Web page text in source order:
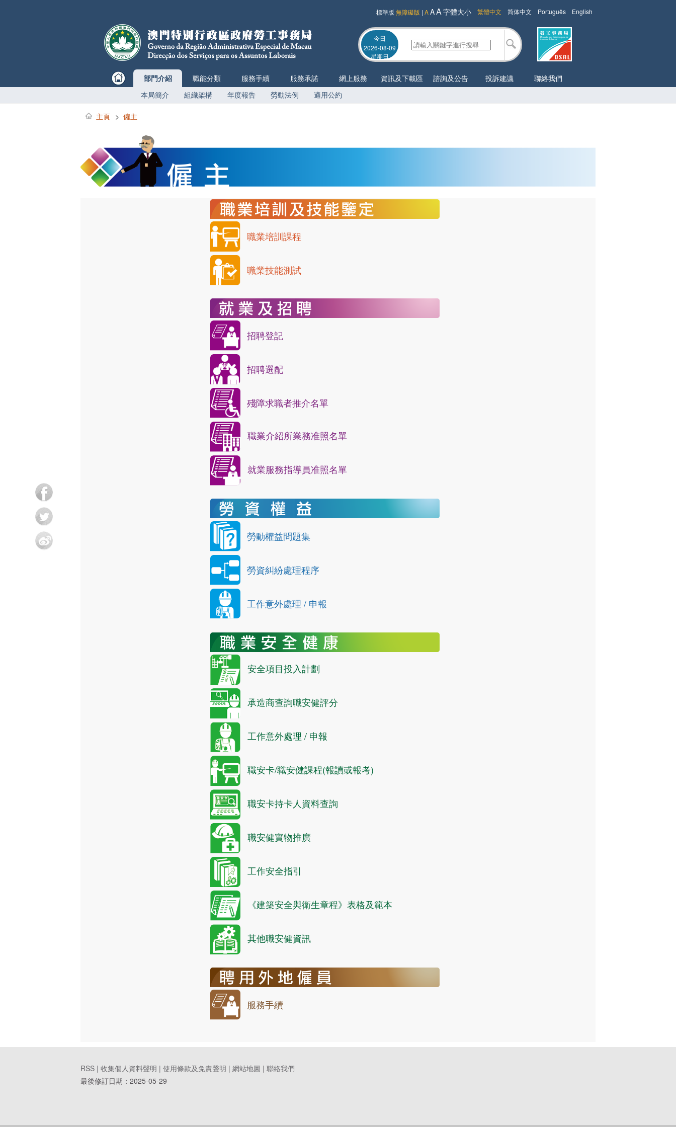
English
Português
简体中文
繁體中文
標準版 無障礙版 | AAA字體大小
今日
2026-08-09
星期日
部門介紹
本局簡介
組織架構 年度報告 勞動法例 適用公約
職能分類 服務手續 服務承諾 網上服務 資訊及下載區 諮詢及公告 投訴建議 聯絡我們
主頁 > 僱主
職業培訓課程
職業技能測試
招聘登記
招聘選配
殘障求職者推介名單
職業介紹所業務准照名單
就業服務指導員准照名單
勞動權益問題集
勞資糾紛處理程序
工作意外處理 / 申報
安全項目投入計劃
承造商查詢職安健評分
工作意外處理 / 申報
職安卡/職安健課程(報讀或報考)
職安卡持卡人資料查詢
職安健實物推廣
工作安全指引
《建築安全與衛生章程》表格及範本
其他職安健資訊
服務手續
RSS | 收集個人資料聲明 | 使用條款及免責聲明 | 網站地圖 | 聯絡我們
最後修訂日期： 2025-05-29